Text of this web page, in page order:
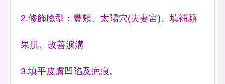
2.修飾臉型：豐頰、太陽穴(夫妻宮)、填補蘋
果肌、改善淚溝
3.填平皮膚凹陷及疤痕。